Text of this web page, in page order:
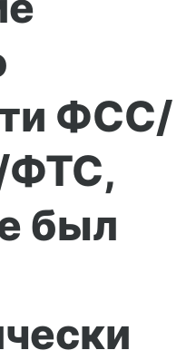
ФСС/
был